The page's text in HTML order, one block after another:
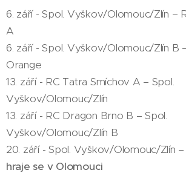
6. září - Spol. Vyškov/Olomouc/Zlín –
A
6. září - Spol. Vyškov/Olomouc/Zlín B
Orange
13. září - RC Tatra Smíchov A – Spol.
Vyškov/Olomouc/Zlín
13. září - RC Dragon Brno B – Spol.
Vyškov/Olomouc/Zlín B
20. září - Spol. Vyškov/Olomouc/Zlín
hraje se v Olomouci